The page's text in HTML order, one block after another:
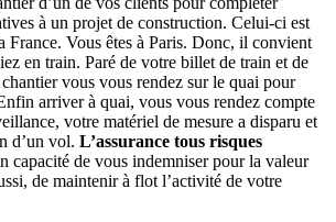
à un projet de construction. Celui-ci est
France. Vous êtes à Paris. Donc, il convient
en train. Paré de votre billet de train et de
vous vous rendez sur le quai pour
arriver à quai, vous vous rendez compte
votre matériel de mesure a disparu et
d’un vol. L’assurance tous risques
capacité de vous indemniser pour la valeur
de maintenir à flot l’activité de votre